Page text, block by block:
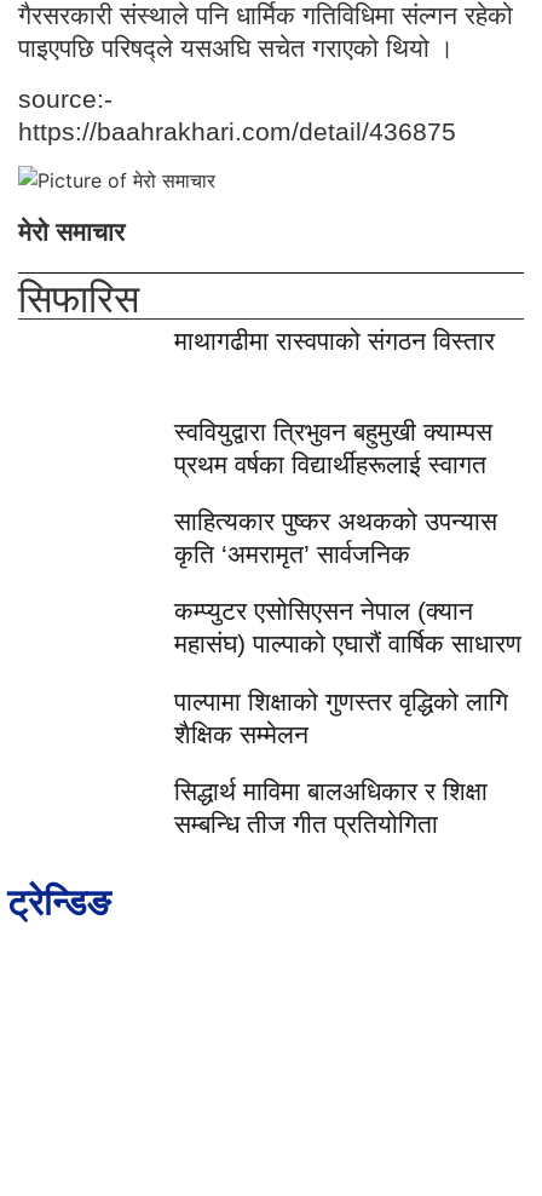
गैरसरकारी संस्थाले पनि धार्मिक गतिविधिमा संल्गन रहेको
पाइएपछि परिषद्ले यसअघि सचेत गराएको थियो ।
source:-
https://baahrakhari.com/detail/436875
मेरो समाचार
सिफारिस
माथागढीमा रास्वपाको संगठन विस्तार
स्ववियुद्वारा त्रिभुवन बहुमुखी क्याम्पस
प्रथम वर्षका विद्यार्थीहरूलाई स्वागत
साहित्यकार पुष्कर अथकको उपन्यास
कृति ‘अमरामृत’ सार्वजनिक
कम्प्युटर एसोसिएसन नेपाल (क्यान
महासंघ) पाल्पाको एघारौं वार्षिक साधारण
पाल्पामा शिक्षाको गुणस्तर वृद्धिको लागि
शैक्षिक सम्मेलन
सिद्धार्थ माविमा बालअधिकार र शिक्षा
सम्बन्धि तीज गीत प्रतियोगिता
ट्रेन्डिङ